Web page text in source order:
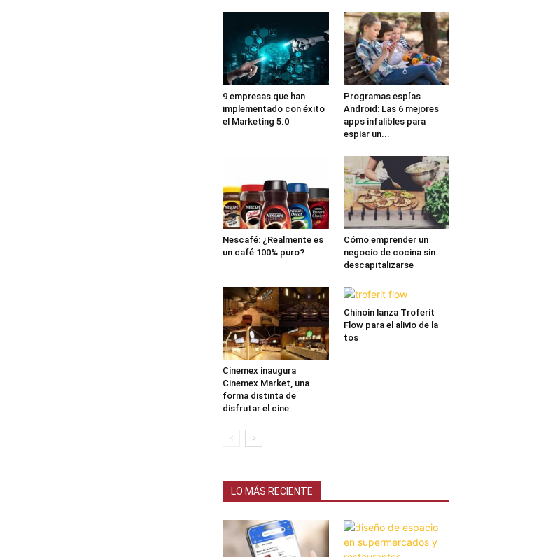
9 empresas que han
implementado con éxito
el Marketing 5.0
Programas espías
Android: Las 6 mejores
apps infalibles para
espiar un...
Nescafé: ¿Realmente es
un café 100% puro?
Cómo emprender un
negocio de cocina sin
descapitalizarse
Cinemex inaugura
Cinemex Market, una
forma distinta de
disfrutar el cine
Chinoin lanza Troferit
Flow para el alivio de la
tos
LO MÁS RECIENTE